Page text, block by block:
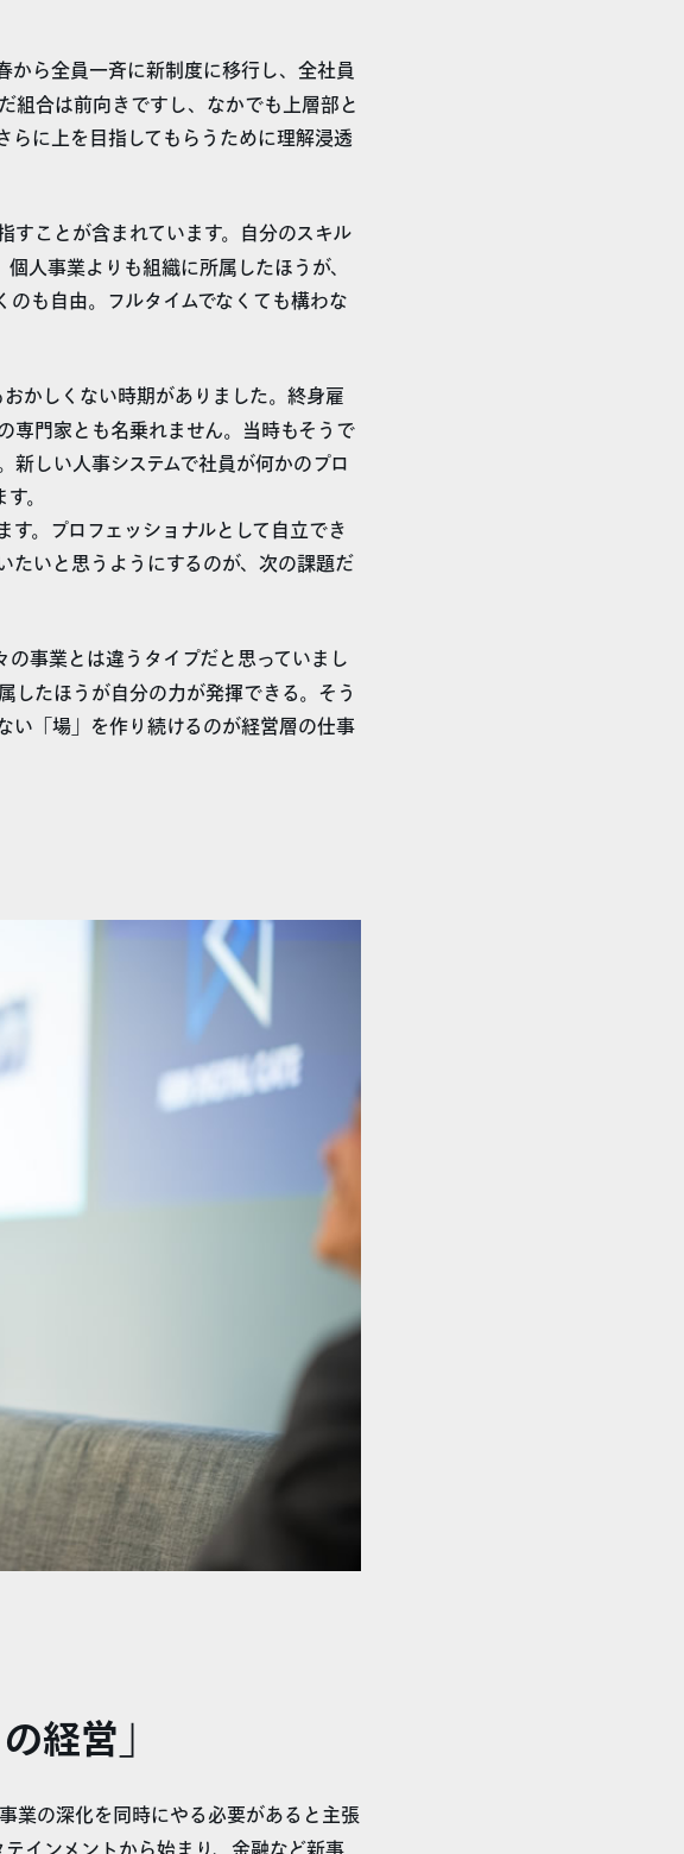
ら全員一斉に新制度に移行し、全社員
組合は前向きですし、なかでも上層部と
らに上を目指してもらうために理解浸透
ことが含まれています。自分のスキル
人事業よりも組織に所属したほうが、
も自由。フルタイムでなくても構わな
かしくない時期がありました。終身雇
専門家とも名乗れません。当時もそうで
しい人事システムで社員が何かのプロ
。
。プロフェッショナルとして自立でき
たいと思うようにするのが、次の課題だ
事業とは違うタイプだと思っていまし
したほうが自分の力が発揮できる。そう
い「場」を作り続けるのが経営層の仕事
経営」
業の深化を同時にやる必要があると主張